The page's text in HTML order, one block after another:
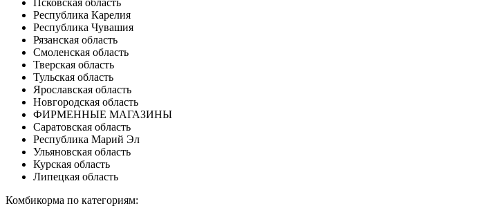
Псковская область
Республика Карелия
Республика Чувашия
Рязанская область
Смоленская область
Тверская область
Тульская область
Ярославская область
Новгородская область
ФИРМЕННЫЕ МАГАЗИНЫ
Саратовская область
Республика Марий Эл
Ульяновская область
Курская область
Липецкая область
Комбикорма по категориям: